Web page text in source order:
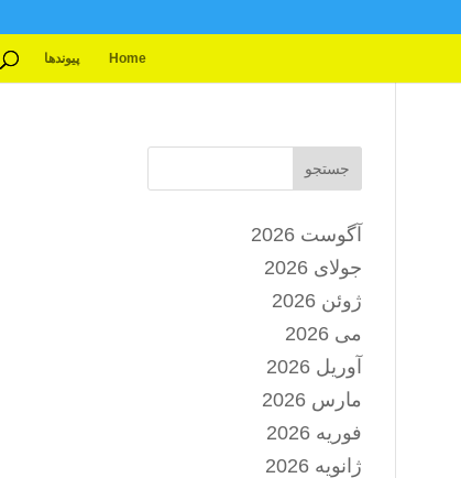
Home پیوندها
جستجو
آگوست 2026
جولای 2026
ژوئن 2026
می 2026
آوریل 2026
مارس 2026
فوریه 2026
ژانویه 2026